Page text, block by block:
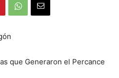
que Generaron el Percance